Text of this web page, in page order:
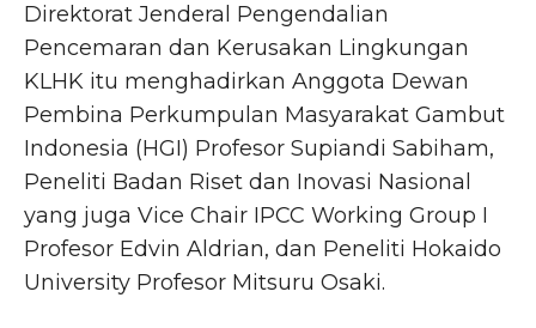
Direktorat Jenderal Pengendalian
Pencemaran dan Kerusakan Lingkungan
KLHK itu menghadirkan Anggota Dewan
Pembina Perkumpulan Masyarakat Gambut
Indonesia (HGI) Profesor Supiandi Sabiham,
Peneliti Badan Riset dan Inovasi Nasional
yang juga Vice Chair IPCC Working Group I
Profesor Edvin Aldrian, dan Peneliti Hokaido
University Profesor Mitsuru Osaki.